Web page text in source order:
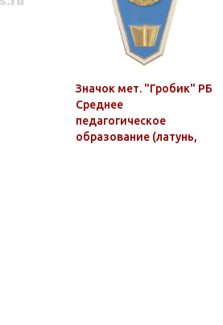
Значок мет. "Гробик" РБ
Среднее
педагогическое
образование (латунь,